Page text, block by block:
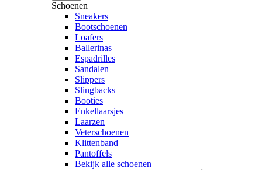
Schoenen
Sneakers
Bootschoenen
Loafers
Ballerinas
Espadrilles
Sandalen
Slippers
Slingbacks
Booties
Enkellaarsjes
Laarzen
Veterschoenen
Klittenband
Pantoffels
Bekijk alle schoenen